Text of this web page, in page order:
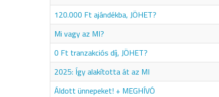
120.000 Ft ajándékba, JÖHET?
Mi vagy az MI?
0 Ft tranzakciós díj, JÖHET?
2025: Így alakította át az MI
Áldott ünnepeket! + MEGHÍVÓ